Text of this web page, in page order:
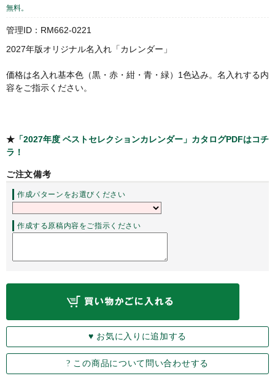
無料。
管理ID：RM662-0221
2027年版オリジナル名入れ「カレンダー」
価格は名入れ基本色（黒・赤・紺・青・緑）1色込み。名入れする内
容をご指示ください。
★ 「2027年度 ベストセレクションカレンダー」カタログPDFはコチ
ラ！
ご注文備考
作成パターンをお選びください
作成する原稿内容をご指示ください